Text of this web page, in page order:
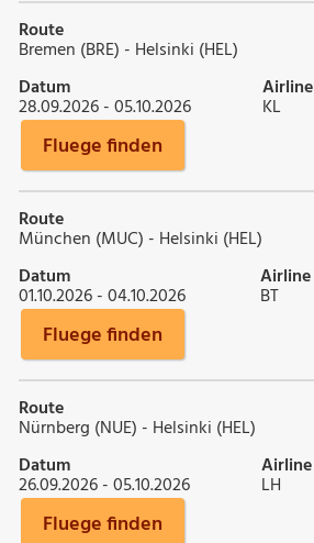
Route
Bremen (BRE) - Helsinki (HEL)
Datum
28.09.2026 - 05.10.2026
Airline
KL
Fluege finden
Route
München (MUC) - Helsinki (HEL)
Datum
01.10.2026 - 04.10.2026
Airline
BT
Fluege finden
Route
Nürnberg (NUE) - Helsinki (HEL)
Datum
26.09.2026 - 05.10.2026
Airline
LH
Fluege finden